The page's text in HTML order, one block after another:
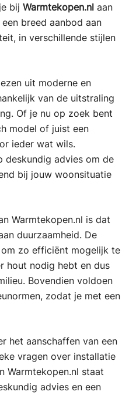
bij Warmtekopen.nl aan
breed aanbod aan
in verschillende stijlen
uit moderne en
van de uitstraling
Of je nu op zoek bent
model of juist een
ieder wat wils.
deskundig advies om de
bij jouw woonsituatie
Warmtekopen.nl is dat
duurzaamheid. De
zo efficiënt mogelijk te
hout nodig hebt en dus
Bovendien voldoen
zodat je met een
het aanschaffen van een
vragen over installatie
Warmtekopen.nl staat
advies en een